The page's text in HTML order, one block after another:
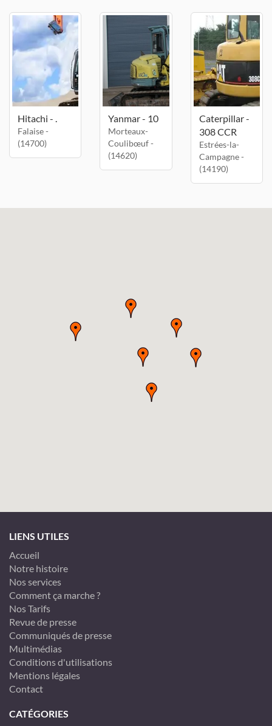
Hitachi - .
Falaise -
(14700)
Yanmar - 10
Morteaux-
Coulibœuf -
(14620)
Caterpillar -
308 CCR
Estrées-la-
Campagne -
(14190)
LIENS UTILES
Accueil
Notre histoire
Nos services
Comment ça marche ?
Nos Tarifs
Revue de presse
Communiqués de presse
Multimédias
Conditions d'utilisations
Mentions légales
Contact
CATÉGORIES